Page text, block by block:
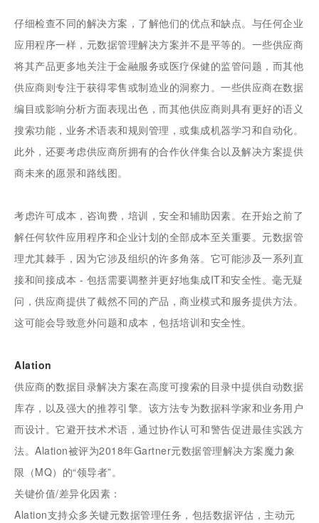
仔细检查不同的解决方案，了解他们的优点和缺点。与任何企业
应用程序一样，元数据管理解决方案并不是平等的。一些供应商
将其产品更多地关注于金融服务或医疗保健的监管问题，而其他
供应商则专注于获得零售或制造业的洞察力。一些供应商在数据
编目或影响分析方面表现出色，而其他供应商则具有更好的语义
搜索功能，业务术语表和规则管理，或集成机器学习和自动化。
此外，还要考虑供应商所拥有的合作伙伴集合以及解决方案提供
商未来的愿景和路线图。
考虑许可成本，咨询费，培训，安全和辅助因素。在开始之前了
解任何软件应用程序和企业计划的全部成本至关重要。元数据管
理尤其棘手，因为它涉及组织的许多角落。它可能涉及一系列直
接和间接成本 - 包括需要调整并更好地集成IT和安全性。毫无疑
问，供应商提供了截然不同的产品，商业模式和服务提供方法。
这可能会导致意外问题和成本，包括培训和安全性。
Alation
供应商的数据目录解决方案在高度可搜索的目录中提供自动数据
库存，以及强大的推荐引擎。该方法专为数据科学家和业务用户
而设计。它避开技术术语，通过协作认可和警告促进最佳实践方
法。Alation被评为2018年Gartner元数据管理解决方案魔力象
限（MQ）的“领导者”。
关键价值/差异化因素：
Alation支持众多关键元数据管理任务，包括数据评估，主动元